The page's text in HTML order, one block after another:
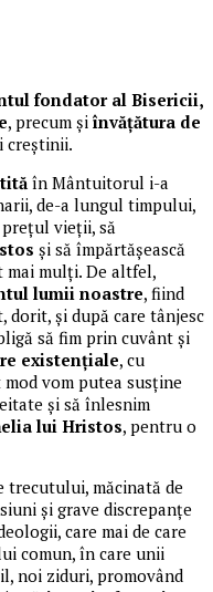
fondator al Bisericii,
, precum și învățătura de
creștinii.
în Mântuitorul i-a
de-a lungul timpului,
vieții, să
și să împărtășească
mai mulți. De altfel,
lumii noastre, fiind
dorit, și după care tânjesc
să fim prin cuvânt și
existențiale, cu
mod vom putea susține
și să înlesnim
lui Hristos, pentru o
trecutului, măcinată de
și grave discrepanțe
care mai de care
comun, în care unii
noi ziduri, promovând